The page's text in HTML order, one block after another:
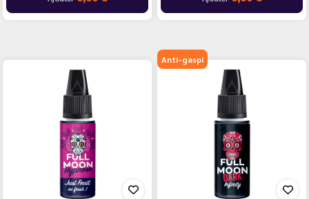
Anti-gaspi